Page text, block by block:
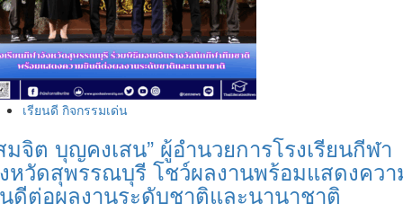
เรียนดี กิจกรรมเด่น
มจิต บุญคงเสน” ผู้อำนวยการโรงเรียนกีฬา
หวัดสุพรรณบุรี โชว์ผลงานพร้อมแสดงคว
ดีต่อผลงานระดับชาติและนานาชาติ